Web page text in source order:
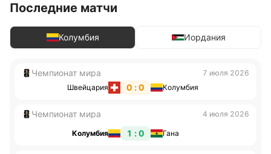
Последние матчи
Колумбия Иордания
Чемпионат мира
7 июля 2026
Швейцария
0 : 0 Колумбия
Чемпионат мира 4 июля 2026
Колумбия 1 : 0 Гана